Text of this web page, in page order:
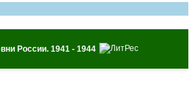
России. 1941 - 1944